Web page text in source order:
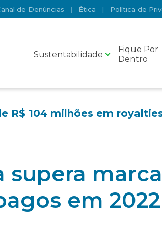
de Denúncias Ética Política de
Sustentabilidade
Fique Por
Dentro
R$ 104 milhões em
em 2022